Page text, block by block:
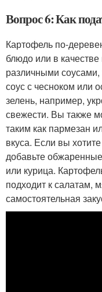
Вопрос 6: Как
Картофель по-
блюдо или в
различными соусами,
соус с чесноком или
зелень, например,
свежести. Вы также
таким как пармезан
вкуса. Если вы
добавьте
или курица.
подходит к салатам,
самостоятельная